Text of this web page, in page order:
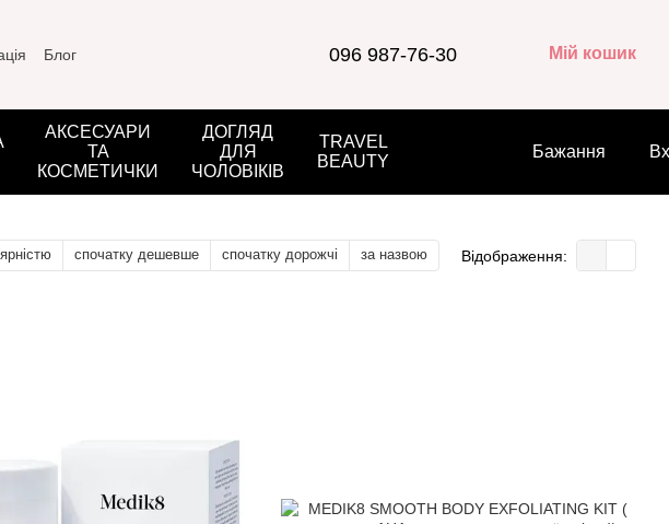
Блог 096 987-76-30 Мій кошик
АКСЕСУАРИ
ТА
КОСМЕТИЧКИ
ДОГЛЯД
ДЛЯ
ЧОЛОВІКІВ
TRAVEL
BEAUTY
Бажання
спочатку дешевше спочатку дорожчі за назвою Відображення: